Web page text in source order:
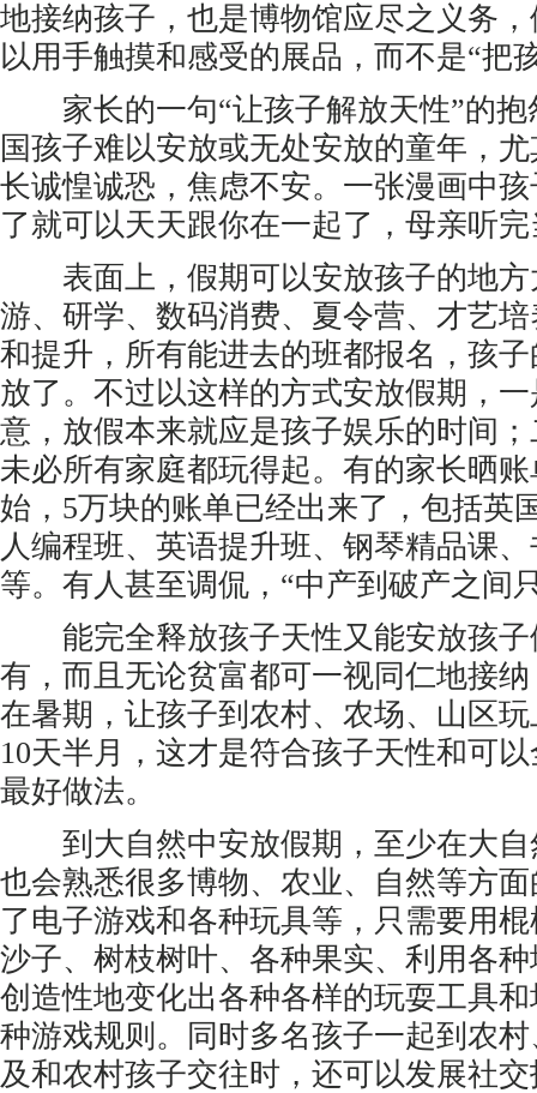
地接纳孩子，也是博物馆应尽之义务
以用手触摸和感受的展品，而不是“把
家长的一句“让孩子解放天性”的抱
国孩子难以安放或无处安放的童年，
长诚惶诚恐，焦虑不安。一张漫画中
了就可以天天跟你在一起了，母亲听
表面上，假期可以安放孩子的地方
游、研学、数码消费、夏令营、才艺
和提升，所有能进去的班都报名，孩
放了。不过以这样的方式安放假期，
意，放假本来就应是孩子娱乐的时间
未必所有家庭都玩得起。有的家长晒
始，5万块的账单已经出来了，包括英
人编程班、英语提升班、钢琴精品课
等。有人甚至调侃，“中产到破产之间
能完全释放孩子天性又能安放孩子
有，而且无论贫富都可一视同仁地接
在暑期，让孩子到农村、农场、山区
10天半月，这才是符合孩子天性和可
最好做法。
到大自然中安放假期，至少在大自
也会熟悉很多博物、农业、自然等方
了电子游戏和各种玩具等，只需要用
沙子、树枝树叶、各种果实、利用各
创造性地变化出各种各样的玩耍工具
种游戏规则。同时多名孩子一起到农
及和农村孩子交往时，还可以发展社